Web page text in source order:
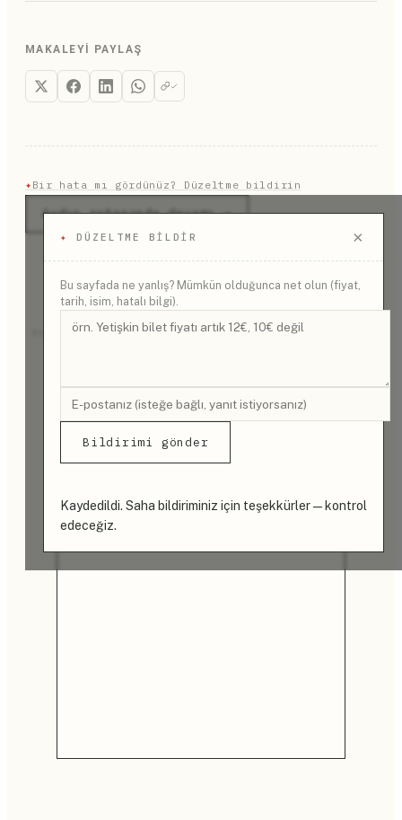
MAKALEYI PAYLAŞ
✦Bir hata mı gördünüz? Düzeltme bildirin
✦ DÜZELTME BILDIR ×
Bu sayfada ne yanlış? Mümkün olduğunca net olun (fiyat,
tarih, isim, hatalı bilgi).
Bildirimi gönder
Kaydedildi. Saha bildiriminiz için teşekkürler — kontrol
edeceğiz.
Aydın rotasında devamı →
REKLAM